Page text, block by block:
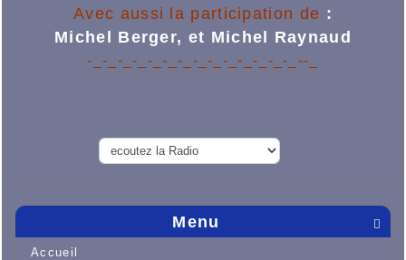

Menu
Accueil
Avec aussi la participation de :
Michel Berger, et Michel Raynaud
-_-_-_-_-_-_-_-_-_-_-_-_-_-_--_